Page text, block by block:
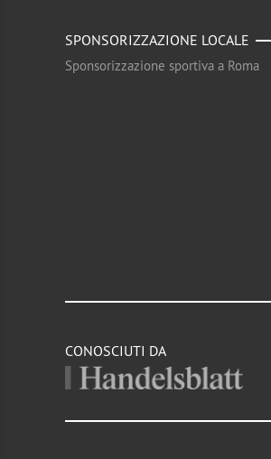
SPONSORIZZAZIONE LOCALE
Sponsorizzazione sportiva a Roma
CONOSCIUTI DA